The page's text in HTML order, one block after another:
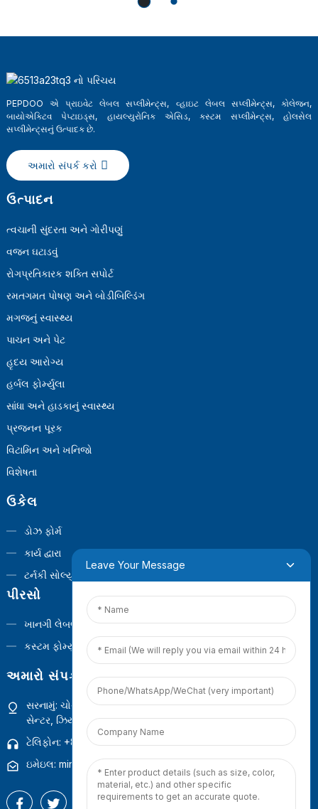
PEPDOO એ પ્રાઇવેટ લેબલ સપ્લીમેન્ટ્સ, વ્હાઇટ લેબલ સપ્લીમેન્ટ્સ, કોલેજન,
બાયોએક્ટિવ પેપ્ટાઇડ્સ, હાયલ્યુરોનિક એસિડ, કસ્ટમ સપ્લીમેન્ટ્સ, હોલસેલ
સપ્લીમેન્ટ્સનું ઉત્પાદક છે.
અમારો સંપર્ક કરો
ઉત્પાદન
ત્વચાની સુંદરતા અને ગોરીપણું
વજન ઘટાડવું
રોગપ્રતિકારક શક્તિ સપોર્ટ
રમતગમત પોષણ અને બોડીબિલ્ડિંગ
મગજનું સ્વાસ્થ્ય
પાચન અને પેટ
હૃદય આરોગ્ય
હર્બલ ફોર્મ્યુલા
સાંધા અને હાડકાનું સ્વાસ્થ્ય
પ્રજનન પૂરક
વિટામિન અને ખનિજો
વિશેષતા
ઉકેલ
ડોઝ ફોર્મ
કાર્ય દ્વારા
ટર્નકી સોલ્યુશન્સ
પીરસો
ખાનગી લેબલ
કસ્ટમ ફોર્મ્યુલા
અમારો સંપર્ક કરો
સરનામું: ચોથો માળ, બિલ્ડીંગ 1, ગુઆનયિનશાન કોમર્શિયલ ઓપરેશન
સેન્ટર, ઝિયામેન, ફુજિયન, ચીન
ટેલિફોન: +86 18965423693
ઇમેઇલ: mina.cao@foxmail.com
Leave Your Message